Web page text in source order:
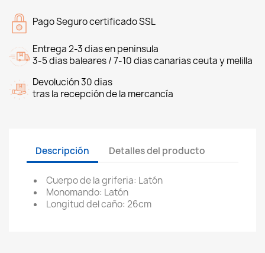
Pago Seguro certificado SSL
Entrega 2-3 dias en peninsula
3-5 dias baleares / 7-10 dias canarias ceuta y melilla
Devolución 30 dias
tras la recepción de la mercancía
Descripción Detalles del producto
Cuerpo de la griferia: Latón
Monomando: Latón
Longitud del caño: 26cm